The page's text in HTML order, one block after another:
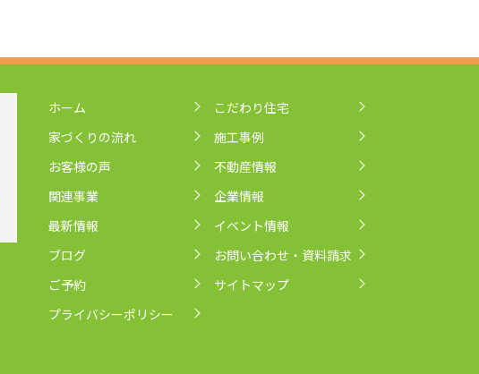
ホーム
こだわり住宅
家づくりの流れ
施工事例
お客様の声
不動産情報
関連事業
企業情報
最新情報
イベント情報
ブログ
お問い合わせ・資料請求
ご予約
サイトマップ
プライバシーポリシー